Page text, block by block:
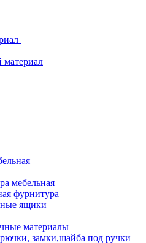
мебельная
фурнитура
ящики
материалы
замки,шайба под ручки